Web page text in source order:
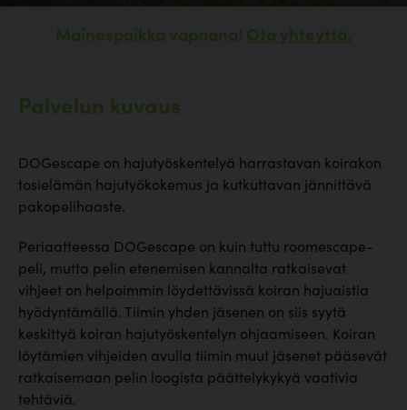
Mainospaikka vapaana! Ota yhteyttä.
Palvelun kuvaus
DOGescape on hajutyöskentelyä harrastavan koirakon
tosielämän hajutyökokemus ja kutkuttavan jännittävä
pakopelihaaste.
Periaatteessa DOGescape on kuin tuttu roomescape-
peli, mutta pelin etenemisen kannalta ratkaisevat
vihjeet on helpoimmin löydettävissä koiran hajuaistia
hyödyntämällä. Tiimin yhden jäsenen on siis syytä
keskittyä koiran hajutyöskentelyn ohjaamiseen. Koiran
löytämien vihjeiden avulla tiimin muut jäsenet pääsevät
ratkaisemaan pelin loogista päättelykykyä vaativia
tehtäviä.